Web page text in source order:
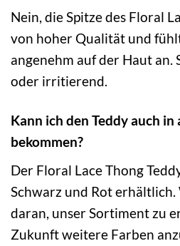
Nein, die Spitze des Floral
von hoher Qualität und
angenehm auf der Haut an.
oder irritierend.
Kann ich den Teddy auch
bekommen?
Der Floral Lace Thong
Schwarz und Rot
daran, unser Sortiment zu
Zukunft weitere Farben